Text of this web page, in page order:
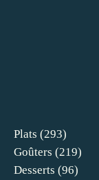
Plats (293)
Goûters (219)
Desserts (96)